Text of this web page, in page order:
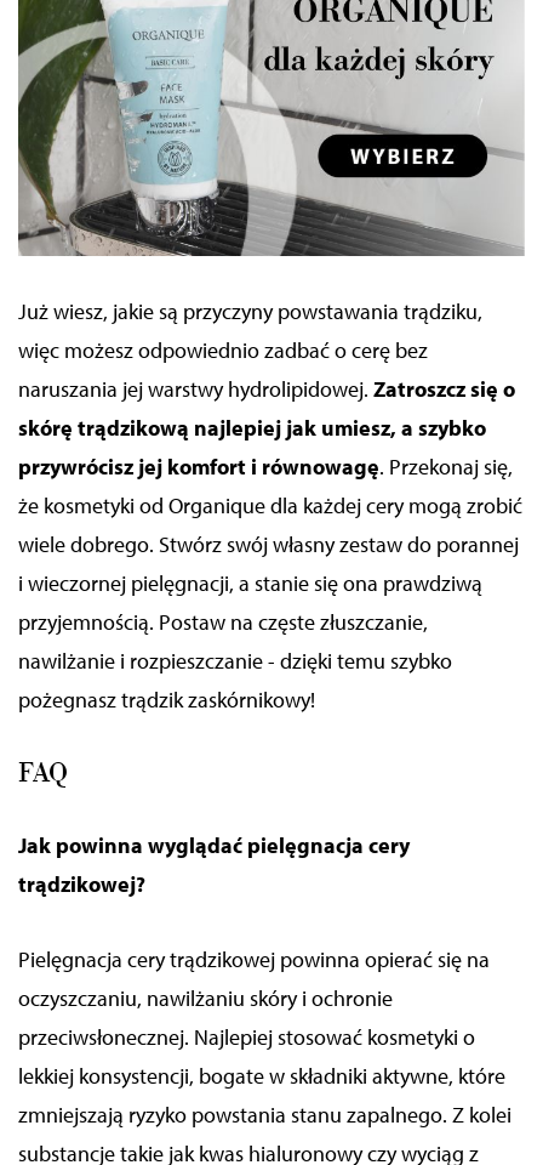
Już wiesz, jakie są przyczyny powstawania trądziku,
więc możesz odpowiednio zadbać o cerę bez
naruszania jej warstwy hydrolipidowej. Zatroszcz się o
skórę trądzikową najlepiej jak umiesz, a szybko
przywrócisz jej komfort i równowagę. Przekonaj się,
że kosmetyki od Organique dla każdej cery mogą zrobić
wiele dobrego. Stwórz swój własny zestaw do porannej
i wieczornej pielęgnacji, a stanie się ona prawdziwą
przyjemnością. Postaw na częste złuszczanie,
nawilżanie i rozpieszczanie - dzięki temu szybko
pożegnasz trądzik zaskórnikowy!
FAQ
Jak powinna wyglądać pielęgnacja cery
trądzikowej?
Pielęgnacja cery trądzikowej powinna opierać się na
oczyszczaniu, nawilżaniu skóry i ochronie
przeciwsłonecznej. Najlepiej stosować kosmetyki o
lekkiej konsystencji, bogate w składniki aktywne, które
zmniejszają ryzyko powstania stanu zapalnego. Z kolei
substancje takie jak kwas hialuronowy czy wyciąg z